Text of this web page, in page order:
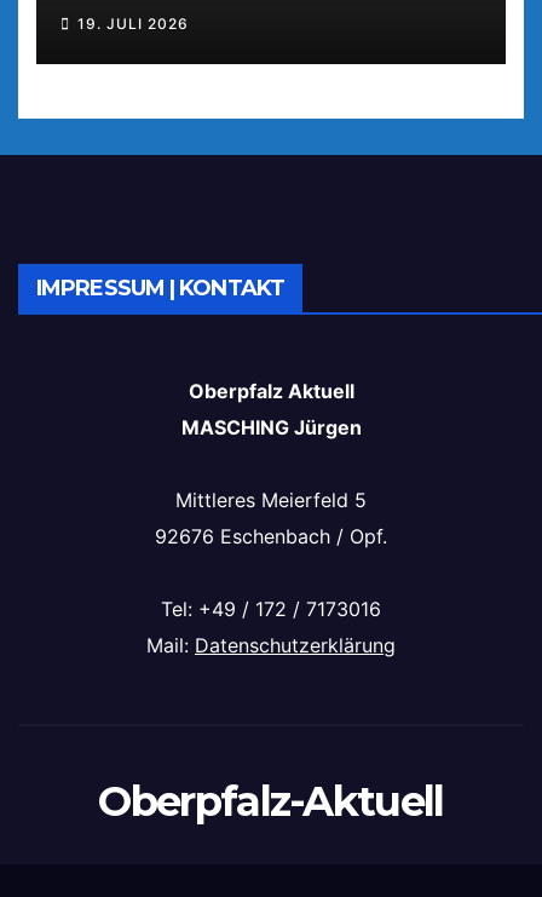
19. JULI 2026
IMPRESSUM | KONTAKT
Oberpfalz Aktuell
MASCHING Jürgen
Mittleres Meierfeld 5
92676 Eschenbach / Opf.
Tel: +49 / 172 / 7173016
Mail: Datenschutzerklärung
Oberpfalz-Aktuell